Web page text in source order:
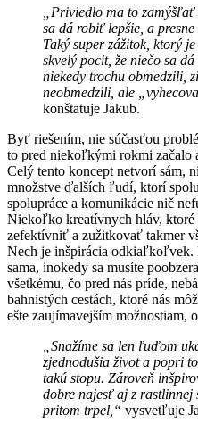
„Priviedlo ma to zamýšľať
sa dá robiť lepšie, a
Taký super zážitok, ktorý
skvelý pocit, že niečo sa
niekedy trochu obmedzili,
neobmedzili, ale
konštatuje Jakub.
Byť riešením, nie súčasťou
to pred niekoľkými rokmi začalo
Celý tento koncept netvorí sám,
množstve ďalších ľudí, ktorí
spolupráce a komunikácie nič
Niekoľko kreatívnych hláv, ktoré
zefektívniť a zužitkovať takmer
Nech je inšpirácia odkiaľkoľvek.
sama, inokedy sa musíte
všetkému, čo pred nás príde,
bahnistých cestách, ktoré nás
ešte zaujímavejším možnostiam,
„Snažíme sa len ľuďom
zjednodušia život a popri
takú stopu. Zároveň
dobre najesť aj z rastlinnej
pritom trpel,“ vysvetľuje